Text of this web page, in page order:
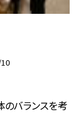
のバランスを考